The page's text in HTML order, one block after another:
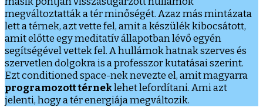
megváltoztatták a tér minőségét. Azaz más mintázata
lett a térnek, azt vette fel, amit a készülék kibocsátott,
amit előtte egy meditatív állapotban lévő egyén
segítségével vettek fel. A hullámok hatnak szerves és
szervetlen dolgokra is a professzor kutatásai szerint.
Ezt conditioned space-nek nevezte el, amit magyarra
programozott térneklehet lefordítani. Ami azt
jelenti, hogy a tér energiája megváltozik.